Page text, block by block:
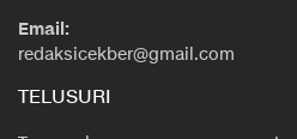
Email:
redaksicekber@gmail.com
TELUSURI